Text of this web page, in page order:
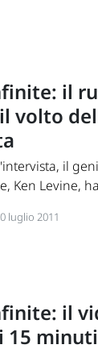
il
volto del
il
Ken Levine,
luglio 2011
il
15